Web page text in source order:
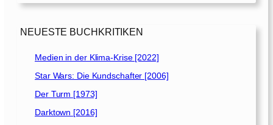
NEUESTE BUCHKRITIKEN
Medien in der Klima-Krise [2022]
Star Wars: Die Kundschafter [2006]
Der Turm [1973]
Darktown [2016]